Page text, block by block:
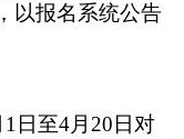
以报名系统公告
日至4月20日对